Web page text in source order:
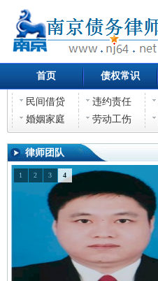
首页 债权常识
民间借贷 违约责任
婚姻家庭
劳动工伤
律师团队
1 2 3 4